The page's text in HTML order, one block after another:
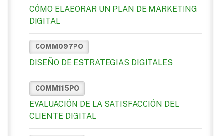
CÓMO ELABORAR UN PLAN DE MARKETING
DIGITAL
COMM097PO
DISEÑO DE ESTRATEGIAS DIGITALES
COMM115PO
EVALUACIÓN DE LA SATISFACCIÓN DEL
CLIENTE DIGITAL